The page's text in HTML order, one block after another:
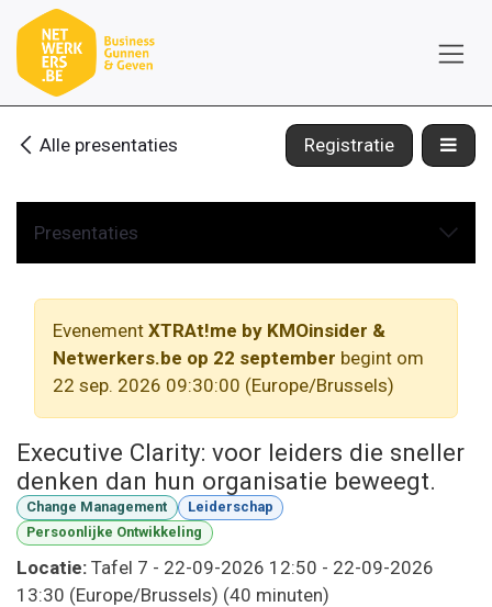
Overslaan naar inhoud
Alle presentaties Registratie
Presentaties
Evenement XTRAt!me by KMOinsider &
Netwerkers.be op 22 september begint om
22 sep. 2026 09:30:00 (Europe/Brussels)
Executive Clarity: voor leiders die sneller
denken dan hun organisatie beweegt.
Change Management
Leiderschap
Persoonlijke Ontwikkeling
Locatie: Tafel 7 - 22-09-2026 12:50 - 22-09-2026
13:30 (Europe/Brussels) (40 minuten)